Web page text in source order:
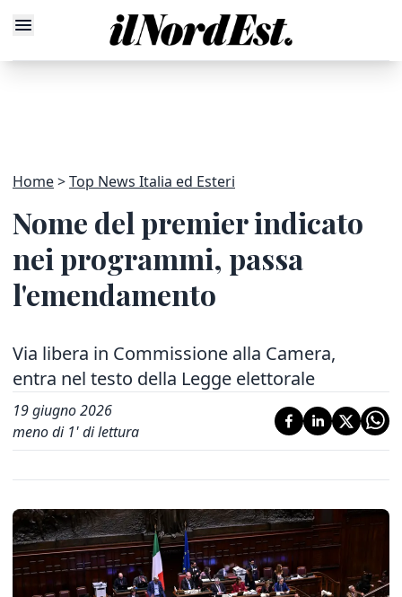
Home Top News Italia ed Esteri
Nome del premier indicato
nei programmi, passa
l'emendamento
Via libera in Commissione alla Camera,
entra nel testo della Legge elettorale
19 giugno 2026
meno di 1' di lettura